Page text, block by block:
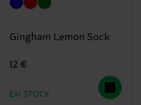
Gingham Lemon Sock
12 €
EN STOCK